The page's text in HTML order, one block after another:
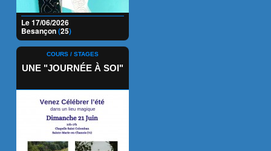
Le 17/06/2026
Besançon(25)
COURS / STAGES
UNE "JOURNÉE À SOI"